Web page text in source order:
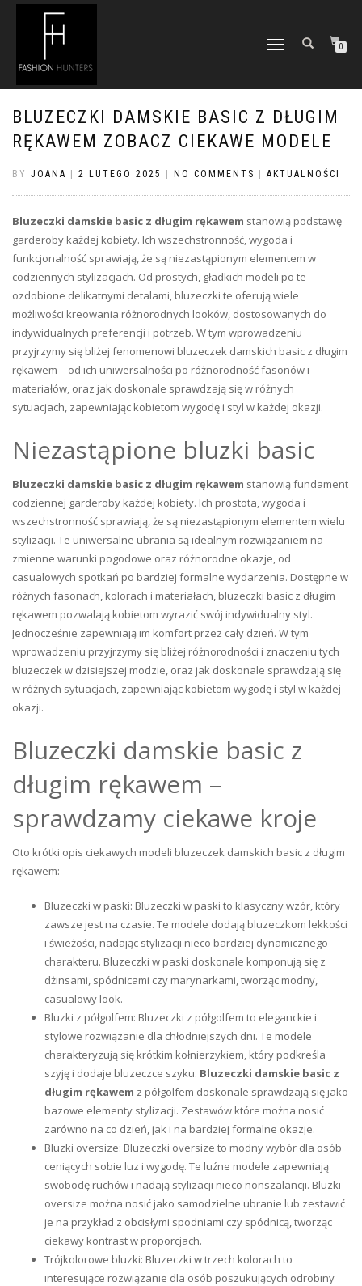
TOGGLE
0
BLUZECZKI DAMSKIE BASIC Z DŁUGIM
RĘKAWEM ZOBACZ CIEKAWE MODELE
BY JOANA 2 LUTEGO 2025 NO COMMENTS AKTUALNOŚCI
Bluzeczki damskie basic z długim rękawem stanowią podstawę
garderoby każdej kobiety. Ich wszechstronność, wygoda i
funkcjonalność sprawiają, że są niezastąpionym elementem w
codziennych stylizacjach. Od prostych, gładkich modeli po te
ozdobione delikatnymi detalami, bluzeczki te oferują wiele
możliwości kreowania różnorodnych looków, dostosowanych do
indywidualnych preferencji i potrzeb. W tym wprowadzeniu
przyjrzymy się bliżej fenomenowi bluzeczek damskich basic z długim
rękawem – od ich uniwersalności po różnorodność fasonów i
materiałów, oraz jak doskonale sprawdzają się w różnych
sytuacjach, zapewniając kobietom wygodę i styl w każdej okazji.
Niezastąpione bluzki basic
Bluzeczki damskie basic z długim rękawem stanowią fundament
codziennej garderoby każdej kobiety. Ich prostota, wygoda i
wszechstronność sprawiają, że są niezastąpionym elementem wielu
stylizacji. Te uniwersalne ubrania są idealnym rozwiązaniem na
zmienne warunki pogodowe oraz różnorodne okazje, od
casualowych spotkań po bardziej formalne wydarzenia. Dostępne w
różnych fasonach, kolorach i materiałach, bluzeczki basic z długim
rękawem pozwalają kobietom wyrazić swój indywidualny styl.
Jednocześnie zapewniają im komfort przez cały dzień. W tym
wprowadzeniu przyjrzymy się bliżej różnorodności i znaczeniu tych
bluzeczek w dzisiejszej modzie, oraz jak doskonale sprawdzają się
w różnych sytuacjach, zapewniając kobietom wygodę i styl w każdej
okazji.
Bluzeczki damskie basic z
długim rękawem –
sprawdzamy ciekawe kroje
Oto krótki opis ciekawych modeli bluzeczek damskich basic z długim
rękawem:
Bluzeczki w paski: Bluzeczki w paski to klasyczny wzór, który
zawsze jest na czasie. Te modele dodają bluzeczkom lekkości
i świeżości, nadając stylizacji nieco bardziej dynamicznego
charakteru. Bluzeczki w paski doskonale komponują się z
dżinsami, spódnicami czy marynarkami, tworząc modny,
casualowy look.
Bluzki z półgolfem: Bluzeczki z półgolfem to eleganckie i
stylowe rozwiązanie dla chłodniejszych dni. Te modele
charakteryzują się krótkim kołnierzykiem, który podkreśla
szyję i dodaje bluzeczce szyku. Bluzeczki damskie basic z
długim rękawem z półgolfem doskonale sprawdzają się jako
bazowe elementy stylizacji. Zestawów które można nosić
zarówno na co dzień, jak i na bardziej formalne okazje.
Bluzki oversize: Bluzeczki oversize to modny wybór dla osób
ceniących sobie luz i wygodę. Te luźne modele zapewniają
swobodę ruchów i nadają stylizacji nieco nonszalancji. Bluzki
oversize można nosić jako samodzielne ubranie lub zestawić
je na przykład z obcisłymi spodniami czy spódnicą, tworząc
ciekawy kontrast w proporcjach.
Trójkolorowe bluzki: Bluzeczki w trzech kolorach to
interesujące rozwiązanie dla osób poszukujących odrobiny